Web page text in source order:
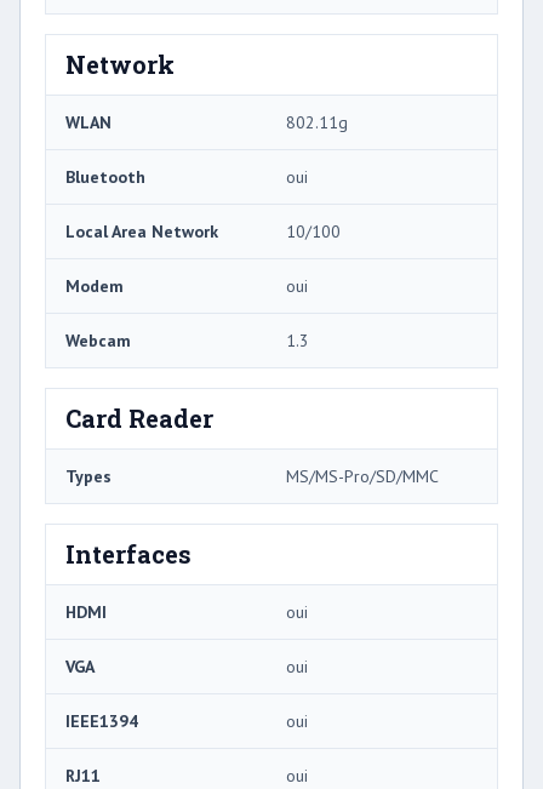
Network
WLAN 802.11g
Bluetooth oui
Local Area Network 10/100
Modem oui
Webcam 1.3
Card Reader
Types MS/MS-Pro/SD/MMC
Interfaces
HDMI oui
VGA oui
IEEE1394 oui
RJ11 oui